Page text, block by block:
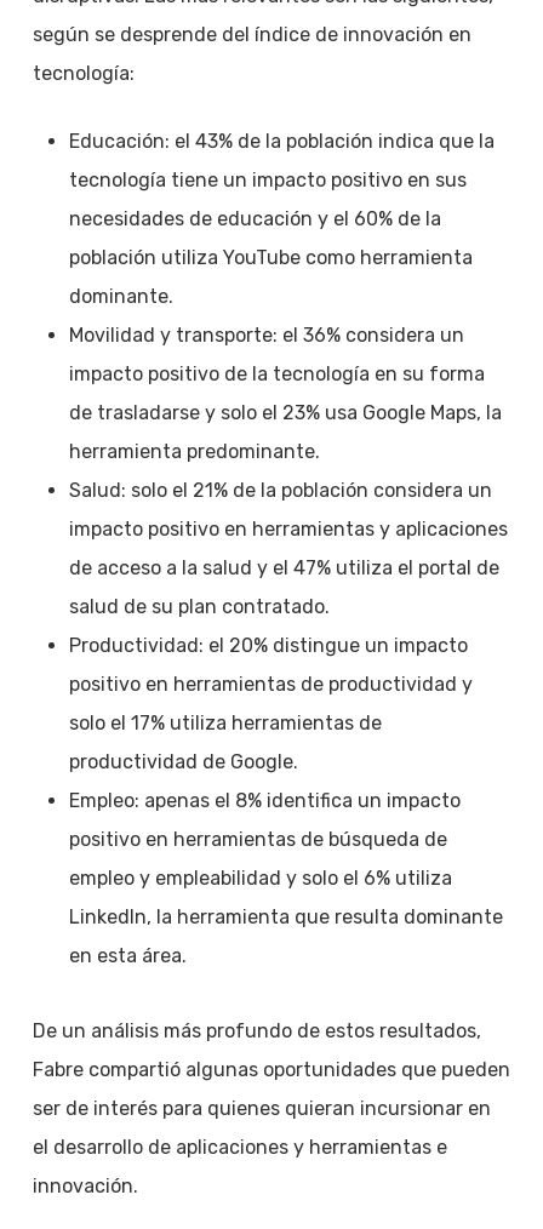
según se desprende del índice de innovación en
tecnología:
Educación: el 43% de la población indica que la
tecnología tiene un impacto positivo en sus
necesidades de educación y el 60% de la
población utiliza YouTube como herramienta
dominante.
Movilidad y transporte: el 36% considera un
impacto positivo de la tecnología en su forma
de trasladarse y solo el 23% usa Google Maps, la
herramienta predominante.
Salud: solo el 21% de la población considera un
impacto positivo en herramientas y aplicaciones
de acceso a la salud y el 47% utiliza el portal de
salud de su plan contratado.
Productividad: el 20% distingue un impacto
positivo en herramientas de productividad y
solo el 17% utiliza herramientas de
productividad de Google.
Empleo: apenas el 8% identifica un impacto
positivo en herramientas de búsqueda de
empleo y empleabilidad y solo el 6% utiliza
LinkedIn, la herramienta que resulta dominante
en esta área.
De un análisis más profundo de estos resultados,
Fabre compartió algunas oportunidades que pueden
ser de interés para quienes quieran incursionar en
el desarrollo de aplicaciones y herramientas e
innovación.